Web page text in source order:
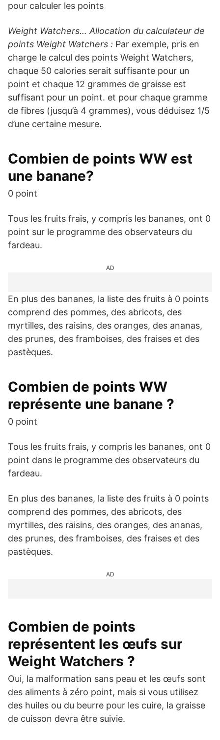
pour calculer les points
Weight Watchers… Allocation du calculateur de
points Weight Watchers : Par exemple, pris en
charge le calcul des points Weight Watchers,
chaque 50 calories serait suffisante pour un
point et chaque 12 grammes de graisse est
suffisant pour un point. et pour chaque gramme
de fibres (jusqu’à 4 grammes), vous déduisez 1/5
d’une certaine mesure.
Combien de points WW est
une banane?
0 point
Tous les fruits frais, y compris les bananes, ont 0
point sur le programme des observateurs du
fardeau.
AD
En plus des bananes, la liste des fruits à 0 points
comprend des pommes, des abricots, des
myrtilles, des raisins, des oranges, des ananas,
des prunes, des framboises, des fraises et des
pastèques.
Combien de points WW
représente une banane ?
0 point
Tous les fruits frais, y compris les bananes, ont 0
point dans le programme des observateurs du
fardeau.
En plus des bananes, la liste des fruits à 0 points
comprend des pommes, des abricots, des
myrtilles, des raisins, des oranges, des ananas,
des prunes, des framboises, des fraises et des
pastèques.
AD
Combien de points
représentent les œufs sur
Weight Watchers ?
Oui, la malformation sans peau et les œufs sont
des aliments à zéro point, mais si vous utilisez
des huiles ou du beurre pour les cuire, la graisse
de cuisson devra être suivie.